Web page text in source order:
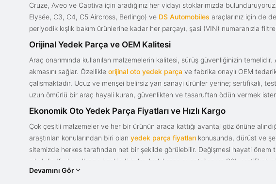
Cruze, Aveo ve Captiva için aradığınız her vidayı stoklarımızda
Elysée, C3, C4, C5 Aircross, Berlingo) ve DS Automobiles araçlarınız için de
periyodik kışlık bakım ürünlerine kadar her parçayı, şasi (VIN) numaranızla
Orijinal Yedek Parça ve OEM Kalitesi
Araç onarımında kullanılan malzemelerin kalitesi, sürüş güvenliğinizin
akmasını sağlar. Özellikle orijinal oto yedek parça ve fabrika onaylı OEM
çalışmaktadır. Ucuz ve menşei belirsiz yan sanayi ürünler yerine; sertifikalı,
uzun ömürlü bir araç hayali kuran, güvenlikten ve tasaruftan ödün vermek
Ekonomik Oto Yedek Parça Fiyatları ve Hızlı Kargo
Çok çeşitli malzemeler ve her bir ürünün araca kattığı avantaj göz önüne
araştırılan konularından biri olan yedek parça fiyatları konusunda, dürüst ve
sitemizde herkes tarafından net bir şekilde görülebilir. Değişmesi hayati önem
çıkabilir. Kış koşullarına özel indirimler, hızlı kargo avantajları ve SSL
bir tasarım ve güce sahip olan aracınızın değerini korumak, uygun fiyat
Devamını Gör